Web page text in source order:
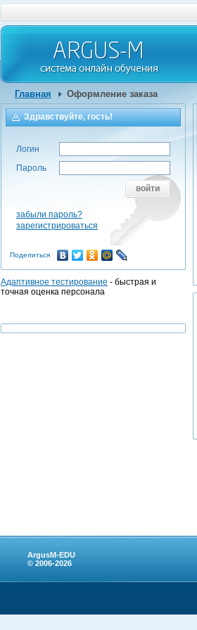
Главная Оформление заказа
Здравствуйте, гость!
Логин
Пароль
войти
забыли пароль?
зарегистрироваться
Поделиться
Адаптивное тестирование - быстрая и
точная оценка персонала
ArgusM-EDU
© 2006-2026